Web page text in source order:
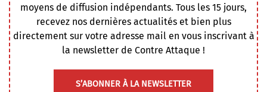
moyens de diffusion indépendants. Tous les 15 jours,
recevez nos dernières actualités et bien plus
directement sur votre adresse mail en vous inscrivant à
la newsletter de Contre Attaque !
S’ABONNER À LA NEWSLETTER